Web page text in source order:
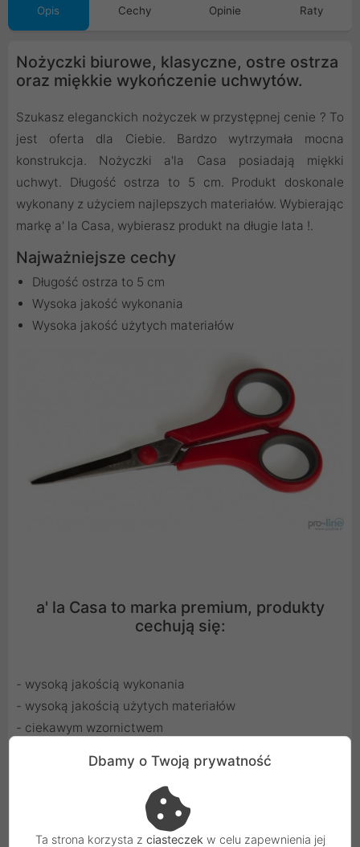
Opis Cechy Opinie Raty
Nożyczki biurowe, klasyczne, ostre ostrza
oraz miękkie wykończenie uchwytów.
Szukasz eleganckich nożyczek w przystępnej cenie ? To
jest oferta dla Ciebie. Bardzo wytrzymała mocna
konstrukcja. Nożyczki a'la Casa posiadają miękki
uchwyt. Długość ostrza to 5 cm. Produkt doskonale
wykonany z użyciem najlepszych materiałów. Wybierając
markę a' la Casa, wybierasz produkt na długie lata !.
Najważniejsze cechy
Długość ostrza to 5 cm
Wysoka jakość wykonania
Wysoka jakość użytych materiałów
a' la Casa to marka premium, produkty
cechują się:
- wysoką jakością wykonania
- wysoką jakością użytych materiałów
- ciekawym wzornictwem
a'la Casa to marka premium
Dbamy o Twoją prywatność
Ta strona korzysta z ciasteczek w celu zapewnienia jej